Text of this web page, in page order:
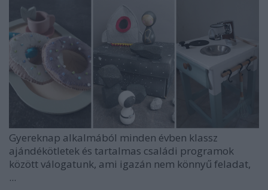
Gyereknap alkalmából minden évben klassz
ajándékötletek és tartalmas családi programok
között válogatunk, ami igazán nem könnyű feladat,
...